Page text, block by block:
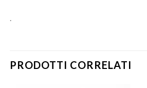
.
PRODOTTI CORRELATI